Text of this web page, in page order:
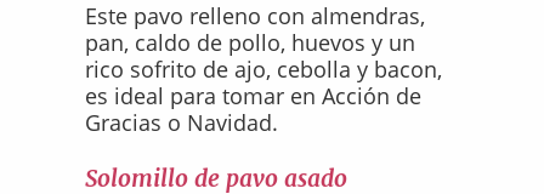
Este pavo relleno con almendras,
pan, caldo de pollo, huevos y un
rico sofrito de ajo, cebolla y bacon,
es ideal para tomar en Acción de
Gracias o Navidad.
Solomillo de pavo asado